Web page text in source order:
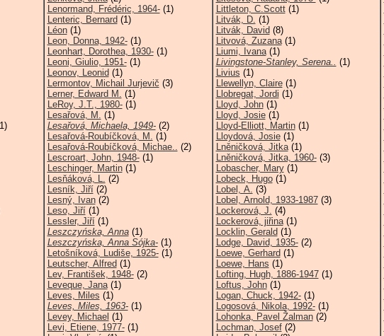
Lenormand, Frédéric, 1964-(1)
Lenteric, Bernard (1)
Léon(1)
Leon, Donna, 1942-(1)
Leonhart, Dorothea, 1930-(1)
Leoni, Giulio, 1951-(1)
Leonov, Leonid (1)
Lermontov, Michail Jurjevič (3)
Lerner, Edward M. (1)
LeRoy, J.T., 1980-(1)
Lesařová, M. (1)
Lesařová, Michaela, 1949-(2)
Lesařová-Roubíčková, M. (1)
Lesařová-Roubíčková, Michae.. (2)
Lescroart, John, 1948-(1)
Leschinger, Martin(1)
Lesňáková, L. (2)
Lesník, Jiří(2)
Lesný, Ivan(2)
Leso, Jiří(1)
Lessler, Jiří(1)
Leszczyńska, Anna(1)
Leszczyńska, Anna Sójka-(1)
Letošníková, Ludiše, 1925-(1)
Leutscher, Alfred (1)
Lev, František, 1948-(2)
Leveque, Jana(1)
Leves, Miles (1)
Leves, Miles, 1963-(1)
Levey, Michael (1)
Levi, Etiene, 1977-(1)
Littleton, C.Scott(1)
Litvák, D. (1)
Litvák, David (8)
Litvová, Zuzana(1)
Liumi, Ivana(1)
Livingstone-Stanley, Serena.. (1)
Livius (1)
Llewellyn, Claire(1)
Llobregat, Jordi (1)
Lloyd, John(1)
Lloyd, Josie(1)
Lloyd-Elliott, Martin(1)
Lloydová, Josie(1)
Lněničková, Jitka(1)
Lněničková, Jitka, 1960-(3)
Lobascher, Mary(1)
Lobeck, Hugo(1)
Lobel, A. (3)
Lobel, Arnold, 1933-1987(3)
Lockerová, J. (4)
Lockerová, jiřina(1)
Locklin, Gerald (1)
Lodge, David, 1935-(2)
Loewe, Gerhard (1)
Loewe, Hans (1)
Lofting, Hugh, 1886-1947(1)
Loftus, John(1)
Logan, Chuck, 1942-(1)
Logosová, Nikola, 1992-(1)
Lohonka, Pavel Žalman(2)
Lochman, Josef(2)